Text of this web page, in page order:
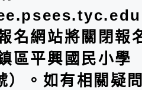
名網站將關閉報
區平興國民小學
）。如有相關疑